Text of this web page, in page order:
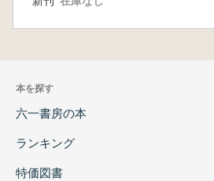
本を探す
六一書房の本
ランキング
特価図書